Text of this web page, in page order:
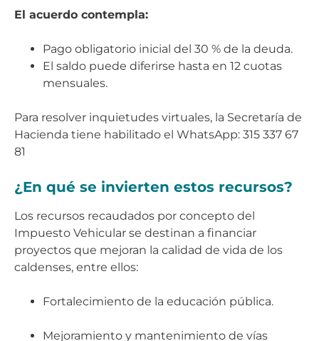
El acuerdo contempla:
Pago obligatorio inicial del 30 % de la deuda.
El saldo puede diferirse hasta en 12 cuotas
mensuales.
Para resolver inquietudes virtuales, la Secretaría de
Hacienda tiene habilitado el WhatsApp: 315 337 67
81
¿En qué se invierten estos recursos?
Los recursos recaudados por concepto del
Impuesto Vehicular se destinan a financiar
proyectos que mejoran la calidad de vida de los
caldenses, entre ellos:
Fortalecimiento de la educación pública.
Mejoramiento y mantenimiento de vías